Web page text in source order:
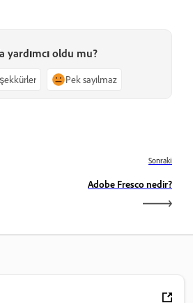
yardımcı oldu mu?
Pek sayılmaz
Sonraki
Adobe Fresco nedir?